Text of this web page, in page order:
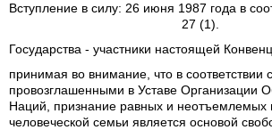
Вступление в силу: 26 июня 1987 года в
27 (1).
Государства - участники настоящей
принимая во внимание, что в соответствии
провозглашенными в Уставе Организации
Наций, признание равных и неотъемлемых
человеческой семьи является основой